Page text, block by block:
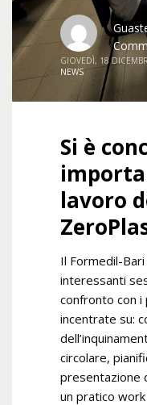
GIOVEDÌ, 18
NEWS
Si è
lavoro
Il Formedil-
interessanti
confronto con
incentrate su:
circolare,
presentazione
un pratico